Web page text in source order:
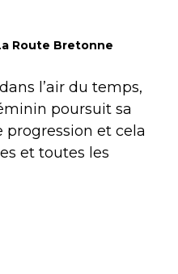
Route Bretonne
l’air du temps,
poursuit sa
et cela
et toutes les